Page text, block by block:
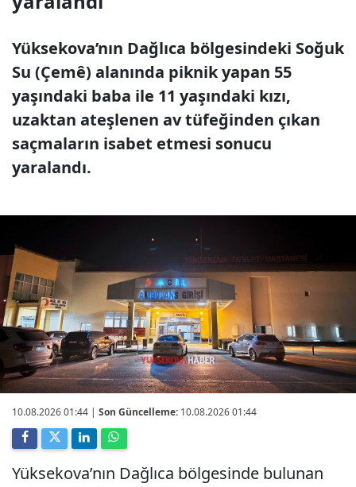
Yüksekova’nın Dağlıca bölgesindeki Soğuk
Su (Çemê) alanında piknik yapan 55
yaşındaki baba ile 11 yaşındaki kızı,
uzaktan ateşlenen av tüfeğinden çıkan
saçmaların isabet etmesi sonucu
yaralandı.
10.08.2026 01:44 | Son Güncelleme: 10.08.2026 01:44
Yüksekova’nın Dağlıca bölgesinde bulunan